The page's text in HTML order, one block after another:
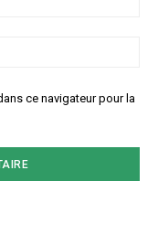
ce navigateur pour la